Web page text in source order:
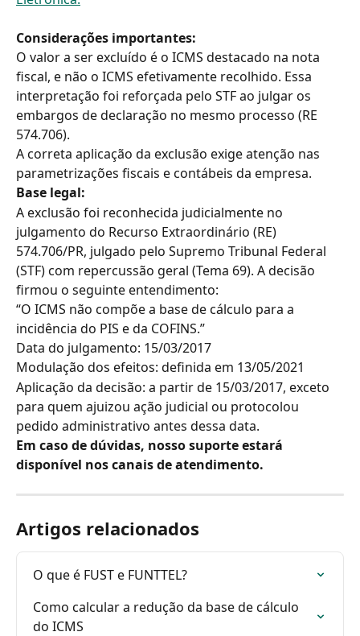
Considerações importantes:
O valor a ser excluído é o ICMS destacado na nota
fiscal, e não o ICMS efetivamente recolhido. Essa
interpretação foi reforçada pelo STF ao julgar os
embargos de declaração no mesmo processo (RE
574.706).
A correta aplicação da exclusão exige atenção nas
parametrizações fiscais e contábeis da empresa.
Base legal:
A exclusão foi reconhecida judicialmente no
julgamento do Recurso Extraordinário (RE)
574.706/PR, julgado pelo Supremo Tribunal Federal
(STF) com repercussão geral (Tema 69). A decisão
firmou o seguinte entendimento:
“O ICMS não compõe a base de cálculo para a
incidência do PIS e da COFINS.”
Data do julgamento: 15/03/2017
Modulação dos efeitos: definida em 13/05/2021
Aplicação da decisão: a partir de 15/03/2017, exceto
para quem ajuizou ação judicial ou protocolou
pedido administrativo antes dessa data.
Em caso de dúvidas, nosso suporte estará
disponível nos canais de atendimento.
Artigos relacionados
O que é FUST e FUNTTEL?
Como calcular a redução da base de cálculo
do ICMS